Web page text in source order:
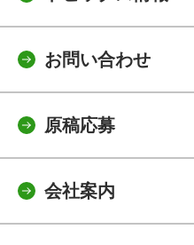
お問い合わせ
原稿応募
会社案内